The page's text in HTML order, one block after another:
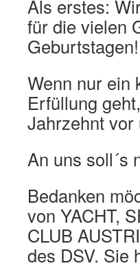
Als erstes:
für die vielen
Geburtstagen!
Wenn nur ein
Erfüllung
Jahrzehnt vor
An uns soll´s
Bedanken
von YACHT,
CLUB
des DSV. Sie